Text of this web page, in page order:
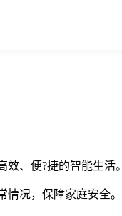
、便?捷的智能生活。
况，保障家庭安全。